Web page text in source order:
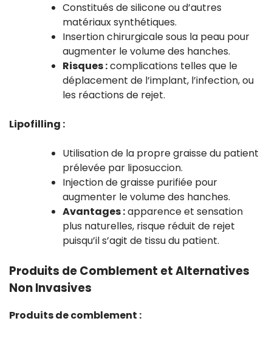
Constitués de silicone ou d’autres
matériaux synthétiques.
Insertion chirurgicale sous la peau pour
augmenter le volume des hanches.
Risques :complications telles que le
déplacement de l’implant, l’infection, ou
les réactions de rejet.
Lipofilling :
Utilisation de la propre graisse du patient
prélevée par liposuccion.
Injection de graisse purifiée pour
augmenter le volume des hanches.
Avantages :apparence et sensation
plus naturelles, risque réduit de rejet
puisqu’il s’agit de tissu du patient.
Produits de Comblement et Alternatives
Non Invasives
Produits de comblement :